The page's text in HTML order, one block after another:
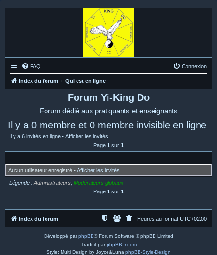
FAQ Connexion
Index du forum Qui est en ligne
Forum Yi-King Do
Forum dédié aux pratiquants et enseignants
Il y a 0 membre et 0 membre invisible en ligne
Il y a 6 invités en ligne • Afficher les invités
Page 1 sur 1
Aucun utilisateur enregistré • Afficher les invités
Légende : Administrateurs Modérateurs globaux
Page 1 sur 1
Index du forum Heures au format UTC+02:00
Développé parphpBB® Forum Software © phpBB Limited
Traduit parphpBB-fr.com
Style: Multi Design by Joyce&Luna phpBB-Style-Design